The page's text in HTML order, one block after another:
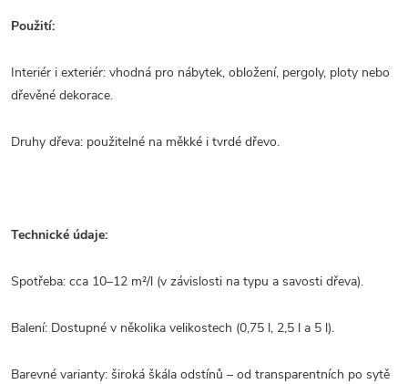
Použití:
Interiér i exteriér: vhodná pro nábytek, obložení, pergoly, ploty nebo
dřevěné dekorace.
Druhy dřeva: použitelné na měkké i tvrdé dřevo.
Technické údaje:
Spotřeba: cca 10–12 m²/l (v závislosti na typu a savosti dřeva).
Balení: Dostupné v několika velikostech (0,75 l, 2,5 l a 5 l).
Barevné varianty: široká škála odstínů – od transparentních po sytě